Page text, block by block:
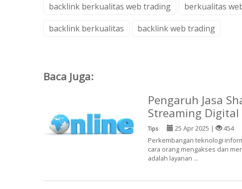
backlink berkualitas web trading berkualitas
backlink berkualitas
backlink web trading
Baca Juga:
Pengaruh Jasa
Streaming Digital
Tips 25 Apr 2025 |
454
Perkembangan teknologi
cara orang mengakses dan
adalah layanan ...